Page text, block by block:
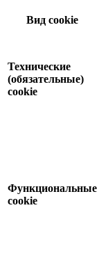
Вид cookie
Технические
(обязательные)
cookie
Функциональные
cookie